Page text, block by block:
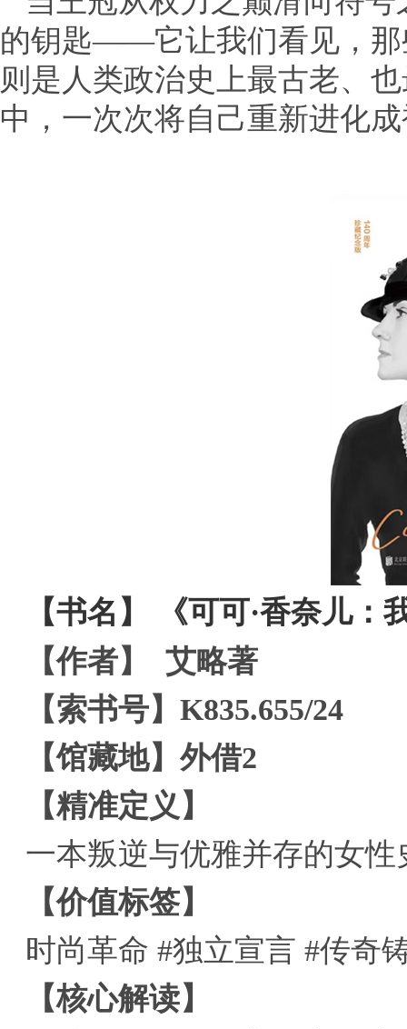
的钥匙——它让我们看见，那
则是人类政治史上最古老、
中，一次次将自己重新进化
【书名】 《可可·香奈儿：
【作者】 艾略著
【索书号】K835.655/24
【馆藏地】外借2
【精准定义】
一本叛逆与优雅并存的女性
【价值标签】
时尚革命 #独立宣言 #传奇
【核心解读】